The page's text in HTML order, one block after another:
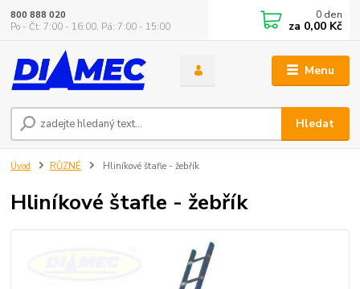
Menu
Hledat
800 888 020
Po - Čt: 7:00 - 16:00, Pá: 7:00 - 15:00
0 den
za 0,00 Kč
Úvod RŮZNÉ Hliníkové štafle - žebřík
Hliníkové štafle - žebřík